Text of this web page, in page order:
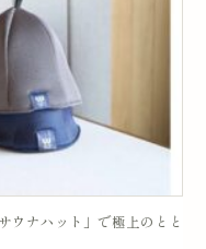
ウナハット」で極上のとと